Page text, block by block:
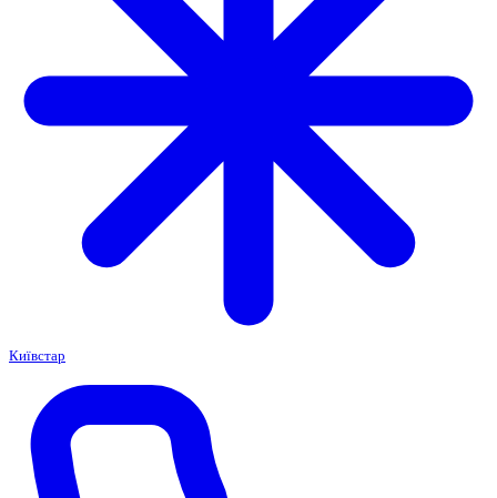
Київстар